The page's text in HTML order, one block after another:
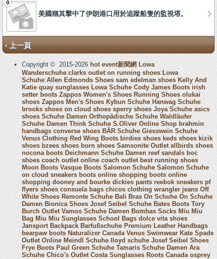
0
美國稱其擊中了伊朗港口用於追蹤船隻的監視塔。
‹ 上一頁
Copyright © 2015-2026 hot event新聞網 Lowa
Wanderschuhe:clarks outlet:on running shoes: Lowa
Schuhe:Allen Edmonds Shoes sam edelman shoes Kelly And
Katie quay sunglasses Lowa Schuhe Cody James Boots irish
setter boots Zappos Women's Shoes Running Shoes olukai
shoes Zappos Men's Shoes Kybun Schuhe Hanwag Schuhe
brooks shoes on cloud shoes sperry shoes Joya Schuhe asics
shoes Schuhe Damen Orthopädische Schuhe Waldläufer
Schuhe Damen Think Schuhe S.Oliver Online Shop brahmin
handbags converse shoes BÄR Schuhe Giesswein Schuhe
Venus Clothing Red Wing Boots birdies shoes keds shoes kizik
shoes bzees shoes born shoes Samsonite Outlet allbirds shoes
nocona boots Deichmann Schuhe Damen reef sandals boc
shoes coach outlet online coach outlet best running shoes
Moon Boots Vasque Boots Salomon Schuhe Salomon Schuhe
on cloud sneakers boots online shopping boots online
shopping dooney and bourke dickies pants reebok sneakers pf
flyers shoes consuela bags chicos clothing wrangler jeans Off
White Shoes Remonte Schuhe Bali Bras On Schuhe On Schuhe
Damen Bionica Shoes Josef Seibel Schuhe Bates Boots Tory
Burch Outlet Vamos Schuhe Damen Bombas Socks Miu Miu
Bag Miu Miu Sunglasses School Bags dolce vita shoes
Jansport Backpack Barfußschuhe Premium Leather Handbags
bearpaw boots Naturalizer Canada Venus Swimwear Kate Spade
Outlet Online Meindl Schuhe lloyd schuhe Josef Seibel Shoes
Frye Boots Paul Green Schuhe Tamaris Schuhe Damen Ara
Schuhe Chico's Outlet Costa Sunglasses Roots Canada osprey